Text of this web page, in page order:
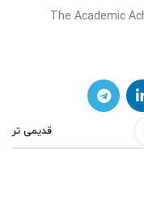
“The Academic
قدیمی تر